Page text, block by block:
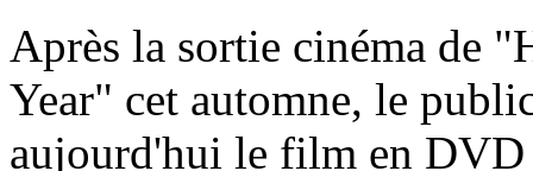
Après la sortie cinéma de
Year" cet automne, le
aujourd'hui le film en DVD